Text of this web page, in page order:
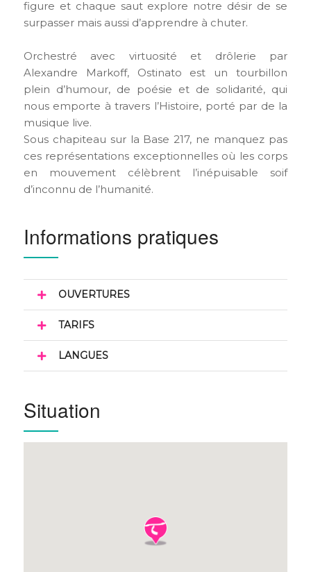
figure et chaque saut explore notre désir de se
surpasser mais aussi d’apprendre à chuter.
Orchestré avec virtuosité et drôlerie par
Alexandre Markoff, Ostinato est un tourbillon
plein d’humour, de poésie et de solidarité, qui
nous emporte à travers l’Histoire, porté par de la
musique live.
Sous chapiteau sur la Base 217, ne manquez pas
ces représentations exceptionnelles où les corps
en mouvement célèbrent l’inépuisable soif
d’inconnu de l’humanité.
Informations pratiques
OUVERTURES
TARIFS
LANGUES
Situation